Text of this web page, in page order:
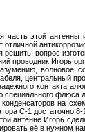
часть этой антенны
отличной
решить, вопрос
проводник Игорь
волновое
центральный
контакта
флюса
на
С-1 достаточно
антенне Игорь
её в нужном